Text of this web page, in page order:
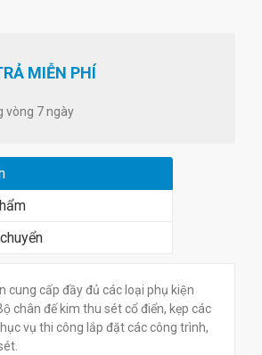
MIỄN PHÍ
vòng 7 ngày
cung cấp đầy đủ các loại phụ kiện
chân đế kim thu sét cổ điển, kẹp các
vụ thi công lắp đặt các công trình,